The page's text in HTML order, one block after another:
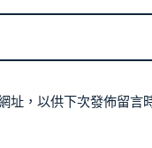
址，以供下次發佈留言